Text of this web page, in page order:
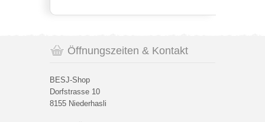
Öffnungszeiten & Kontakt
BESJ-Shop
Dorfstrasse 10
8155 Niederhasli